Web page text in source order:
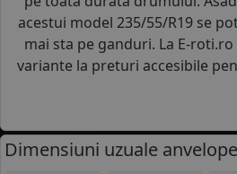
acestui model 235/55/R19 se
mai sta pe ganduri. La E-
variante la preturi accesibile
Dimensiuni uzuale